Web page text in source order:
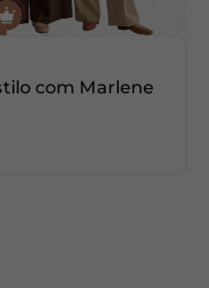
com Marlene